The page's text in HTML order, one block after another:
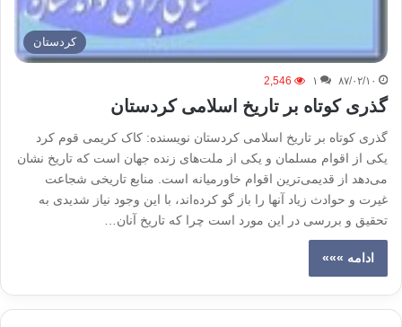
كردستان
۸۷/۰۲/۱۰ ۱ 2,546
گذری کوتاه بر تاریخ اسلامی کردستان
گذری کوتاه بر تاریخ اسلامی کردستان نویسنده: کاک کریمی قوم کرد
یکی از اقوام مسلمان و یکی از ملت‌های زنده جهان است که تاریخ نشان
می‌دهد از قدیمی‌ترین اقوام خاورمیانه است. منابع تاریخی شجاعت
غیرت و حوادث زیاد آنها را باز گو کرده‌اند، با این وجود نیاز شدیدی به
تحقیق و بررسی در این مورد است چرا که تاریخ آنان…
ادامه »»»